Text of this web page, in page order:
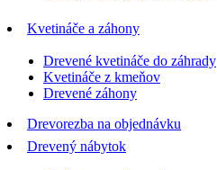
Kvetináče a záhony
Drevené kvetináče do záhrady
Kvetináče z kmeňov
Drevené záhony
Drevorezba na objednávku
Drevený nábytok